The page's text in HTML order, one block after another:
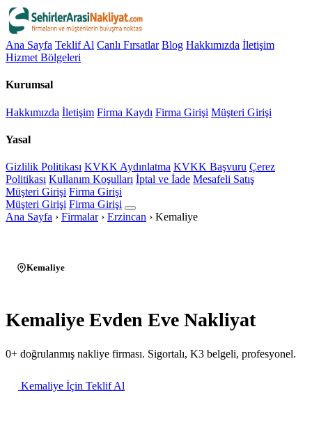
Ana Sayfa Teklif Al Canlı Fırsatlar Blog Hakkımızda İletişim
Hizmet Bölgeleri
Kurumsal
Hakkımızda İletişim Firma Kaydı Firma Girişi Müşteri Girişi
Yasal
Gizlilik Politikası KVKK Aydınlatma KVKK Başvuru Çerez
Politikası Kullanım Koşulları İptal ve İade Mesafeli Satış
Müşteri Girişi Firma Girişi
Müşteri Girişi Firma Girişi
Ana Sayfa › Firmalar › Erzincan › Kemaliye
Kemaliye
Kemaliye Evden Eve Nakliyat
0+ doğrulanmış nakliye firması. Sigortalı, K3 belgeli, profesyonel.
Kemaliye İçin Teklif Al